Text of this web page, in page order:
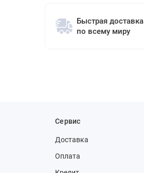
Быстрая доставка
по всему миру
Сервис
Доставка
Оплата